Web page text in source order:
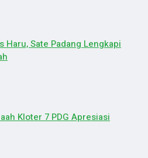
Haru, Sate Padang Lengkapi
Kloter 7 PDG Apresiasi